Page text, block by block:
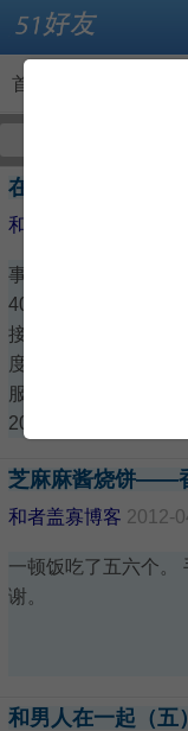
首页
在中国遭遇利用
和者盖寡博客
事情梗概 从加航官方
400-811-2001和10-
接通，且400-811-
度上搜索到几个排在
服务的网页，得到电
2001的分支电话。后
芝麻麻酱烧饼——
和者盖寡博客 2012-
一顿饭吃了五六个。
谢。
和男人在一起（五）